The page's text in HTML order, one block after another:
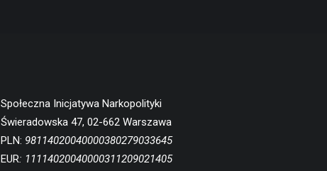
Społeczna Inicjatywa Narkopolityki
Świeradowska 47, 02-662 Warszawa
PLN: 98114020040000380279033645
EUR: 11114020040000311209021405